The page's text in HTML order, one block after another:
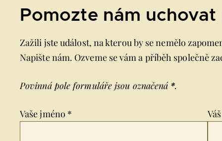
Pomozte nám
Zažili jste událost, na kterou by se nemělo
Napište nám. Ozveme se vám a příběh společně
Povinná pole formuláře jsou označená *.
Vaše jméno *